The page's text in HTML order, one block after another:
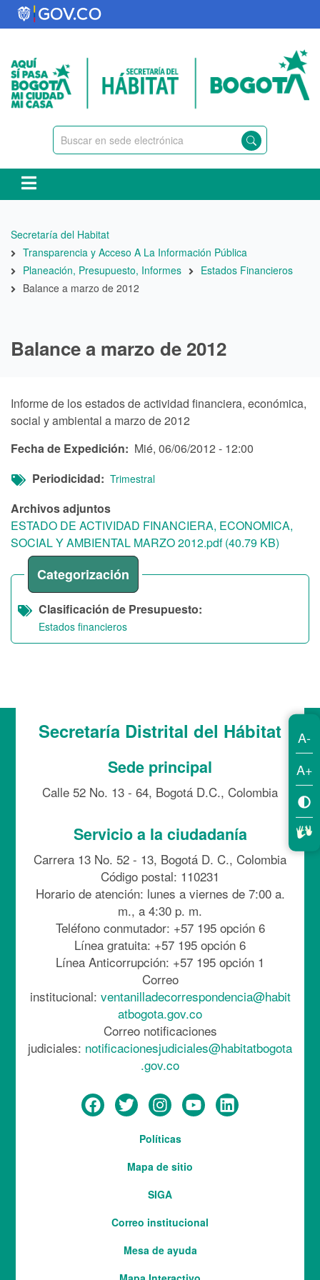
Pasar
al
principal
Ruta
de
navegación
Secretaría del Habitat
Transparencia y Acceso A La Información Pública
Planeación, Presupuesto, Informes
Estados Financieros
Balance a marzo de 2012
Balance a marzo de 2012
Informe de los estados de actividad financiera, económica,
social y ambiental a marzo de 2012
Fecha de Expedición
Mié, 06/06/2012 - 12:00
Periodicidad
Trimestral
Archivos adjuntos
ESTADO DE ACTIVIDAD FINANCIERA, ECONOMICA,
SOCIAL Y AMBIENTAL MARZO 2012.pdf (40.79 KB)
Categorización
Clasificación de Presupuesto
Estados financieros
Secretaría Distrital del Hábitat
Sede principal
Calle 52 No. 13 - 64, Bogotá D.C., Colombia
Servicio a la ciudadanía
Carrera 13 No. 52 - 13, Bogotá D. C., Colombia
Código postal: 110231
Horario de atención: lunes a viernes de 7:00 a.
m., a 4:30 p. m.
Teléfono conmutador: +57 195 opción 6
Línea gratuita: +57 195 opción 6
Línea Anticorrupción: +57 195 opción 1
Correo
institucional: ventanilladecorrespondencia@habit
atbogota.gov.co
Correo notificaciones
judiciales: notificacionesjudiciales@habitatbogota
.gov.co
Políticas
Mapa de sitio
SIGA
Correo institucional
Mesa de ayuda
A-
A+